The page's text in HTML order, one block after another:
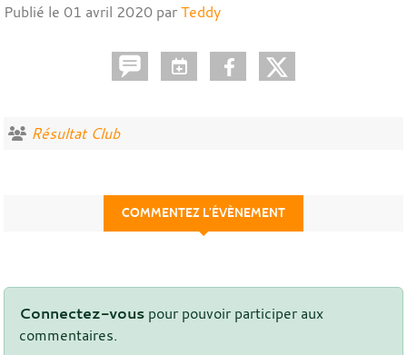
Publié le 01 avril 2020 parTeddy
Résultat Club
COMMENTEZ L’ÉVÈNEMENT
Connectez-vous pour pouvoir participer aux
commentaires.